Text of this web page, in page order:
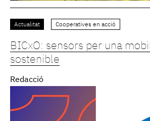
Actualitat Cooperatives en acció
BICxO: sensors per una
sostenible
Redacció